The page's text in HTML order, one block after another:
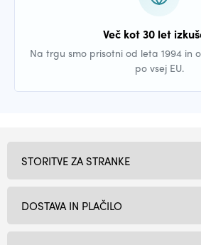
Več kot 30 let
Na trgu smo prisotni od leta 1994 in
po vsej EU.
STORITVE ZA STRANKE
DOSTAVA IN PLAČILO